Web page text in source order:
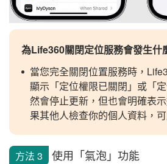
為Life360關閉定位服務會發生什
當您完全關閉位置服務時，
顯示「定位權限已關閉」或「
然會停止更新，但也會明確表
果其他人檢查你的個人資料，
方法 3 使用「氣泡」功能